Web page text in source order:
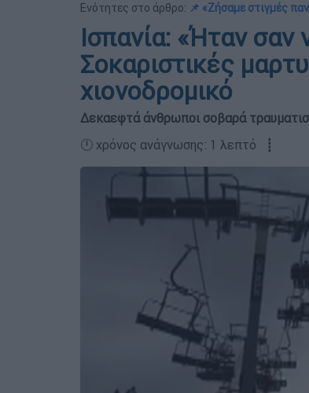
Ενότητες στο άρθρο: 📌 «Ζήσαμε στιγμές
Ισπανία: «Ήταν
Σοκαριστικές
χιονοδρομικό
Δεκαεφτά άνθρωποι σοβαρά
🕛 χρόνος ανάγνωσης: 1 λεπτό ┋